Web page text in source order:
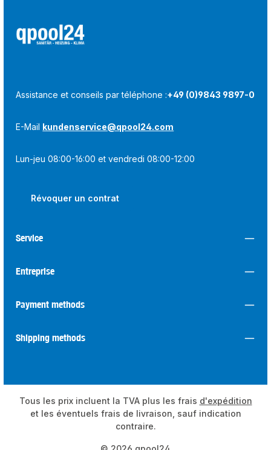
Assistance et conseils par téléphone :+49 (0)9843 9897-0
E-Mail kundenservice@qpool24.com
Lun-jeu 08:00-16:00 et vendredi 08:00-12:00
Révoquer un contrat
Service
Entreprise
Payment methods
Shipping methods
Tous les prix incluent la TVA plus les frais d'expédition
et les éventuels frais de livraison, sauf indication
contraire.